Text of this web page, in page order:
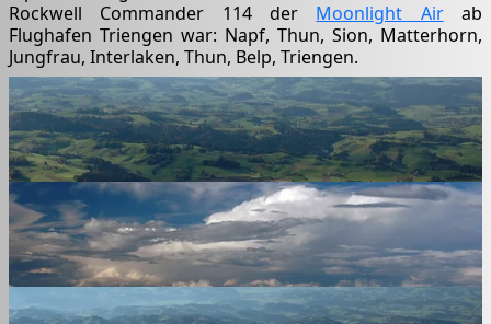
Rockwell Commander 114 der Moonlight Airab
Flughafen Triengen war: Napf, Thun, Sion, Matterhorn,
Jungfrau, Interlaken, Thun, Belp, Triengen.